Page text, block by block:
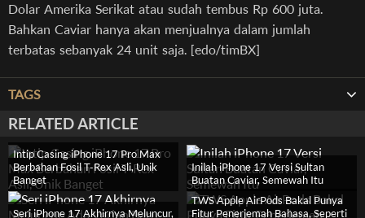
Dolar Amerika Serikat atau sudah tembus Rp 600 juta.
Bahkan Caviar hanya akan menjualnya dalam jumlah
terbatas sebanyak 24 unit saja. [edo/timBX]
TAGS
RELATED ARTICLE
Intip Casing iPhone 17 Pro Max
Berbahan Fosil T-Rex Asli, Unik
Banget
Inilah iPhone 17 Versi Sultan
Buatan Caviar, Semewah Itu
Seri iPhone 17 Akhirnya Meluncur,
TWS Apple AirPods Bakal Punya
Fitur Penerjemah Bahasa, Seperti